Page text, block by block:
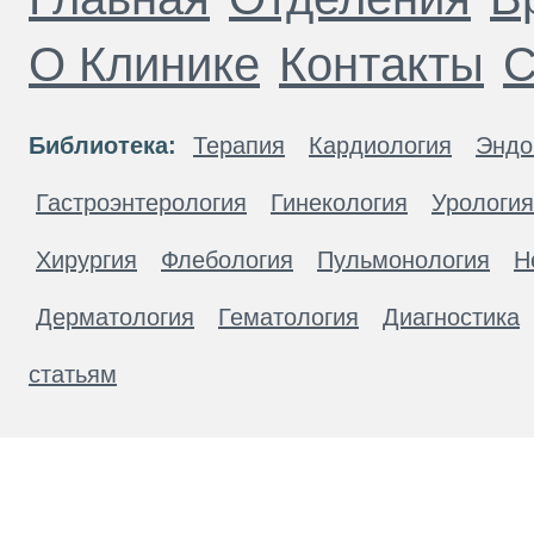
О Клинике Контакты
Библиотека: Терапия Кардиология
Гастроэнтерология Гинекология Урология
Хирургия Флебология Пульмонология
Дерматология Гематология Диагностика
статьям